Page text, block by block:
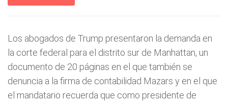
Los abogados de Trump presentaron la demanda en
la corte federal para el distrito sur de Manhattan, un
documento de 20 páginas en el que también se
denuncia a la firma de contabilidad Mazars y en el que
el mandatario recuerda que como presidente de